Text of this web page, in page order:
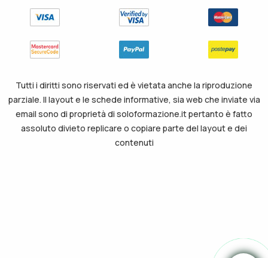
Tutti i diritti sono riservati ed è vietata anche la riproduzione
parziale. Il layout e le schede informative, sia web che inviate via
email sono di proprietà di soloformazione.it pertanto è fatto
assoluto divieto replicare o copiare parte del layout e dei
contenuti